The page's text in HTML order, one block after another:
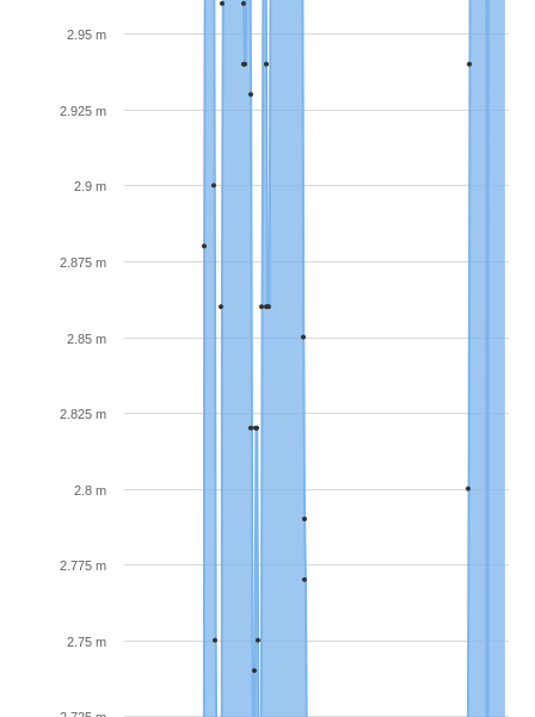
2.75 m
2.775 m
2.8 m
2.825 m
2.85 m
2.875 m
2.9 m
2.925 m
2.95 m